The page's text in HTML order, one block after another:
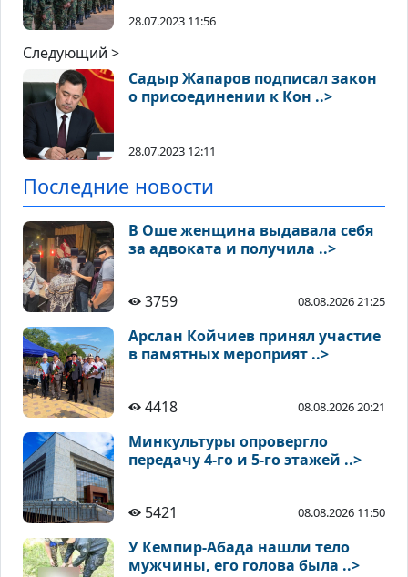
28.07.2023 11:56
Следующий >
Садыр Жапаров подписал закон
о присоединении к Кон ..>
28.07.2023 12:11
Последние новости
В Оше женщина выдавала себя
за адвоката и получила ..>
3759 08.08.2026 21:25
Арслан Койчиев принял участие
в памятных мероприят ..>
4418 08.08.2026 20:21
Минкультуры опровергло
передачу 4-го и 5-го этажей ..>
5421 08.08.2026 11:50
У Кемпир-Абада нашли тело
мужчины, его голова была ..>